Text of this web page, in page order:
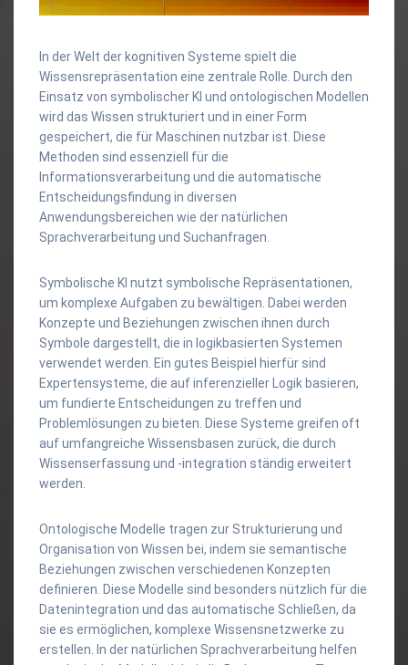
In der Welt der kognitiven Systeme spielt die
Wissensrepräsentation eine zentrale Rolle. Durch den
Einsatz von symbolischer KI und ontologischen Modellen
wird das Wissen strukturiert und in einer Form
gespeichert, die für Maschinen nutzbar ist. Diese
Methoden sind essenziell für die
Informationsverarbeitung und die automatische
Entscheidungsfindung in diversen
Anwendungsbereichen wie der natürlichen
Sprachverarbeitung und Suchanfragen.
Symbolische KI nutzt symbolische Repräsentationen,
um komplexe Aufgaben zu bewältigen. Dabei werden
Konzepte und Beziehungen zwischen ihnen durch
Symbole dargestellt, die in logikbasierten Systemen
verwendet werden. Ein gutes Beispiel hierfür sind
Expertensysteme, die auf inferenzieller Logik basieren,
um fundierte Entscheidungen zu treffen und
Problemlösungen zu bieten. Diese Systeme greifen oft
auf umfangreiche Wissensbasen zurück, die durch
Wissenserfassung und -integration ständig erweitert
werden.
Ontologische Modelle tragen zur Strukturierung und
Organisation von Wissen bei, indem sie semantische
Beziehungen zwischen verschiedenen Konzepten
definieren. Diese Modelle sind besonders nützlich für die
Datenintegration und das automatische Schließen, da
sie es ermöglichen, komplexe Wissensnetzwerke zu
erstellen. In der natürlichen Sprachverarbeitung helfen